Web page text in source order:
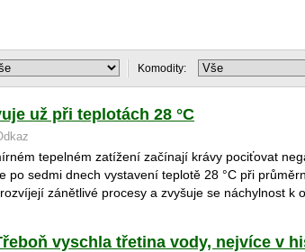
Komodity:
už při teplotách 28 °C
tepelném zatížení začínají krávy pociťovat
po sedmi dnech vystavení teplotě 28 °C při
zánětlivé procesy a zvyšuje se náchylnost k
vyschla třetina vody, nejvíce v